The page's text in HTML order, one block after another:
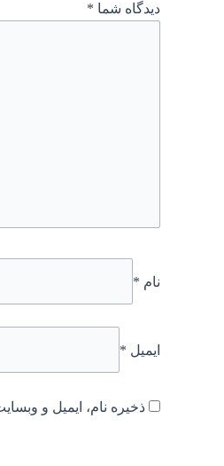
دیدگاه شما *
نام *
ایمیل *
ذخیره نام، ایمیل و